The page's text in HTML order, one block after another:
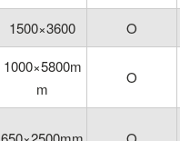
1500×3600 O
1000×5800m
m
O